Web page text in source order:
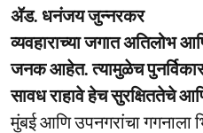
ॲड. धनंजय जुन्नरकर
व्यवहाराच्या जगात अतिलोभ
जनक आहेत. त्यामुळेच
सावध राहावे हेच सुरक्षिततेचे
मुंबई आणि उपनगरांचा गगनाला